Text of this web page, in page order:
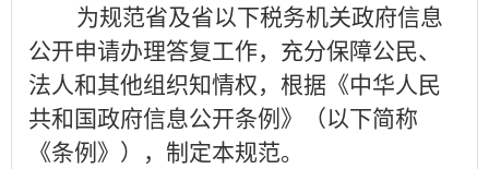
为规范省及省以下税务机关政府信息
公开申请办理答复工作，充分保障公民、
法人和其他组织知情权，根据《中华人民
共和国政府信息公开条例》（以下简称
《条例》），制定本规范。